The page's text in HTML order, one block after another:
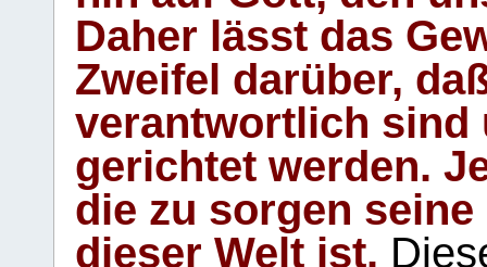
Daher lässt das
Zweifel darüber,
verantwortlich sind
gerichtet werden.
die zu sorgen
dieser Welt ist.